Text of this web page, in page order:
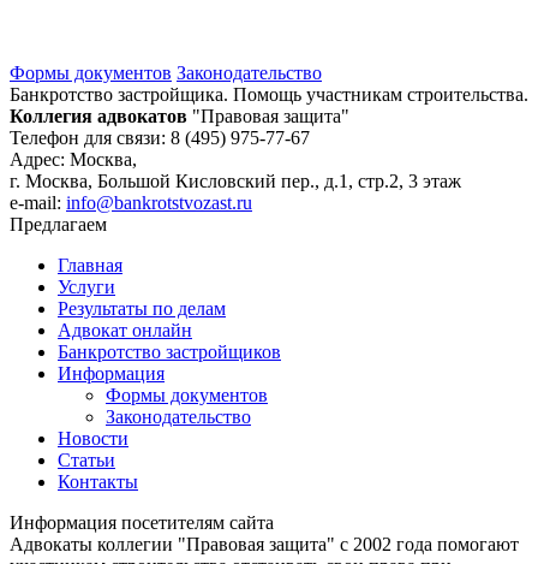
Формы документов Законодательство
Банкротство застройщика. Помощь участникам строительства.
Коллегия адвокатов "Правовая защита"
Телефон для связи: 8 (495) 975-77-67
Адрес: Москва,
г. Москва, Большой Кисловский пер., д.1, стр.2, 3 этаж
e-mail: info@bankrotstvozast.ru
Предлагаем
Главная
Услуги
Результаты по делам
Адвокат онлайн
Банкротство застройщиков
Информация
Формы документов
Законодательство
Новости
Статьи
Контакты
Информация посетителям сайта
Адвокаты коллегии "Правовая защита" с 2002 года помогают